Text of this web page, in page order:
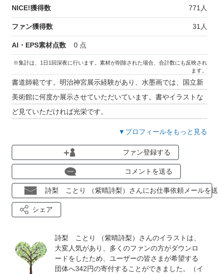
NICE!獲得数 771 人
ファン獲得数 31 人
AI・EPS素材点数 0 点
※集計は、1日1回深夜に行います。素材が削除された場合、合計数にも反映され
ます。
書道師範です。明治神宮展示経験があり、水墨画では、国立新
美術館に何度か展示させていただいています。書やイラストな
ど見ていただければ光栄です。
▼プロフィールをもっと見る
ファン登録する
コメントを送る
詩梨 ことり （紫晴詩梨）さんにお仕事依頼メールを
シェア
詩梨 ことり （紫晴詩梨）さんのイラストは、
大変人気があり、多くのファンの方がダウンロ
ードをしたため、ユーザーの皆さまが希望する
団体へ342円の寄付することができました。（イ